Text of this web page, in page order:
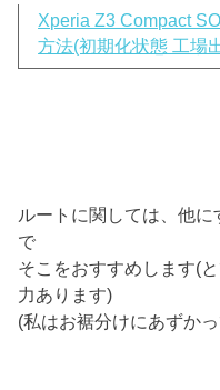
Xperia Z3 Compact
方法(初期化状態 工場
ルートに関しては、他
で
そこをおすすめします(
力あります)
(私はお裾分けにあずか